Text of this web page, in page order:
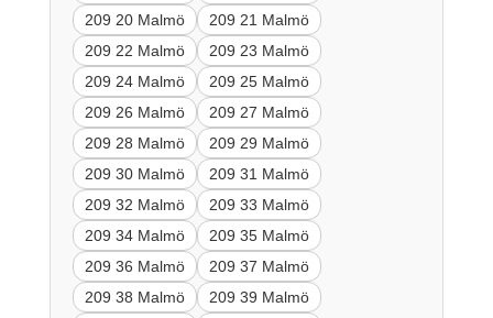
209 20 Malmö
209 21 Malmö
209 22 Malmö
209 23 Malmö
209 24 Malmö
209 25 Malmö
209 26 Malmö
209 27 Malmö
209 28 Malmö
209 29 Malmö
209 30 Malmö
209 31 Malmö
209 32 Malmö
209 33 Malmö
209 34 Malmö
209 35 Malmö
209 36 Malmö
209 37 Malmö
209 38 Malmö
209 39 Malmö